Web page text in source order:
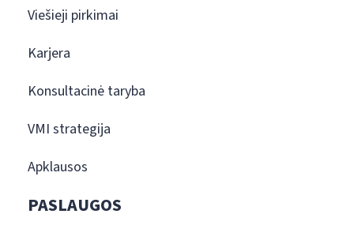
Viešieji pirkimai
Karjera
Konsultacinė taryba
VMI strategija
Apklausos
PASLAUGOS